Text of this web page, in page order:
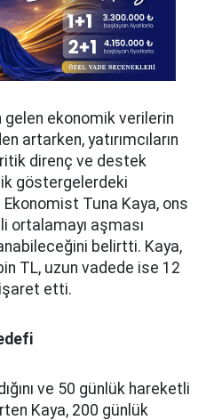
gelen ekonomik verilerin
artarken, yatırımcıların
direnç ve destek
göstergelerdeki
Tuna Kaya, ons
ortalamayı aşması
belirtti. Kaya,
TL, uzun vadede ise 12
işaret etti.
ve 50 günlük hareketli
Kaya, 200 günlük